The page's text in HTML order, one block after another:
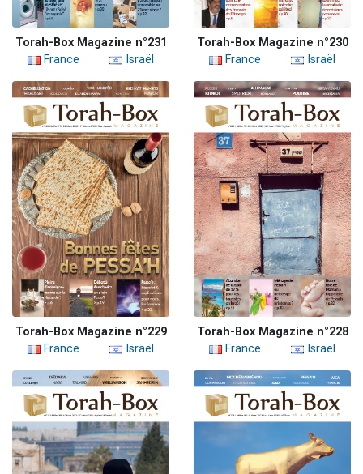
Torah-Box Magazine n°231
France
Israël
Torah-Box Magazine n°230
France
Israël
Torah-Box Magazine n°229
France
Israël
Torah-Box Magazine n°228
France
Israël